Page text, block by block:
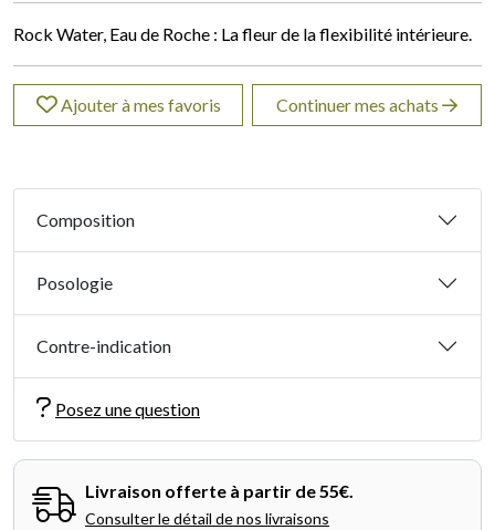
Rock Water, Eau de Roche : La fleur de la flexibilité intérieure.
Ajouter à mes favoris Continuer mes achats
Composition
Posologie
Contre-indication
Posez une question
Livraison offerte à partir de 55€.
Consulter le détail de nos livraisons